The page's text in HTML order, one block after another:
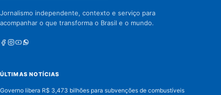
Jornalismo independente, contexto e serviço para
acompanhar o que transforma o Brasil e o mundo.
Facebook
Instagram
Youtube
Whatsapp
ÚLTIMAS NOTÍCIAS
Governo libera R$ 3,473 bilhões para subvenções de combustíveis